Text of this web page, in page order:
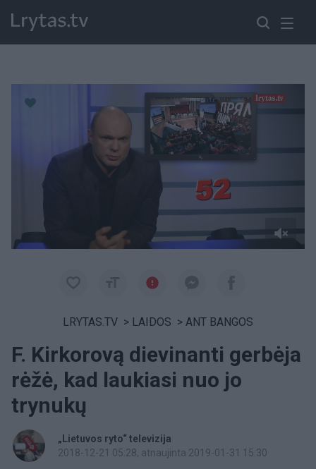
LRYTAS.TV > LAIDOS > ANT BANGOS
F. Kirkorovą dievinanti gerbėja
rėžė, kad laukiasi nuo jo
trynukų
„Lietuvos ryto“ televizija
2018-12-21 05:28, atnaujinta 2019-01-31 15:30